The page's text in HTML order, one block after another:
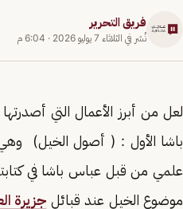
فريق التحرير
نُشر في الثلاثاء 7 يوليو 2026 · 6:04 م
لعل من أبرز الأعمال التي
باشا الأول : ( أصول الخيل)
موضوع الخيل عند قبائل جزيرة